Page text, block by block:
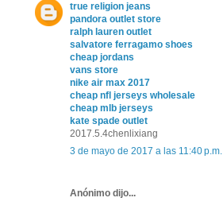
true religion jeans
pandora outlet store
ralph lauren outlet
salvatore ferragamo shoes
cheap jordans
vans store
nike air max 2017
cheap nfl jerseys wholesale
cheap mlb jerseys
kate spade outlet
2017.5.4chenlixiang
3 de mayo de 2017 a las 11:40 p.m.
Anónimo dijo...